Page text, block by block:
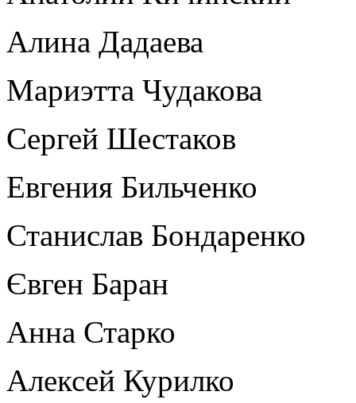
Алина Дадаева
Мариэтта Чудакова
Сергей Шестаков
Евгения Бильченко
Станислав Бондаренко
Євген Баран
Анна Старко
Алексей Курилко